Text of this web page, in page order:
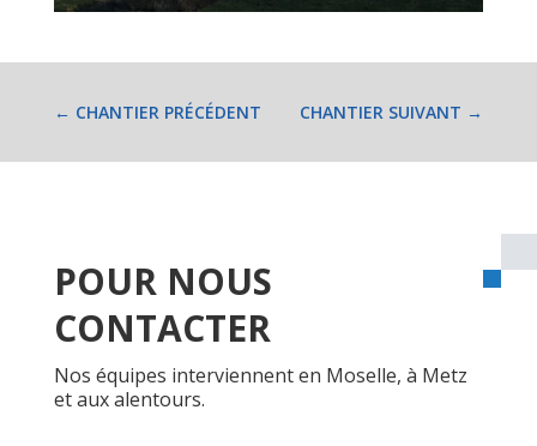
← CHANTIER PRÉCÉDENT CHANTIER SUIVANT →
POUR NOUS
CONTACTER
Nos équipes interviennent en Moselle, à Metz
et aux alentours.